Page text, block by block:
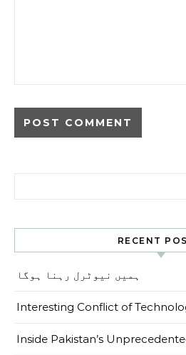
RECENT
ہمیں نیوٹرل رہنا ہوگا
Interesting Conflict of
Inside Pakistan’s